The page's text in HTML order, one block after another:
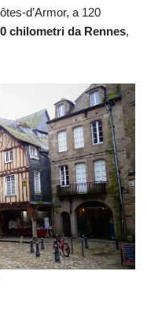
d’Armor, a 120
chilometri da Rennes,